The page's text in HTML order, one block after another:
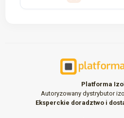
Platforma
Autoryzowany dystrybutor
Eksperckie doradztwo i